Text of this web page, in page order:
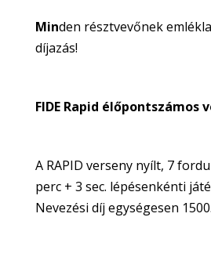
Minden résztvevőnek
díjazás!
FIDE Rapid élőpontszámos
A RAPID verseny nyílt, 7
perc + 3 sec. lépésenkénti
Nevezési díj egységesen